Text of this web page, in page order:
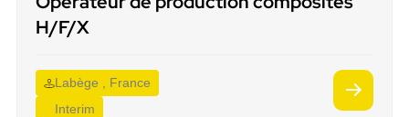
H/F/X
Labège , France
Interim